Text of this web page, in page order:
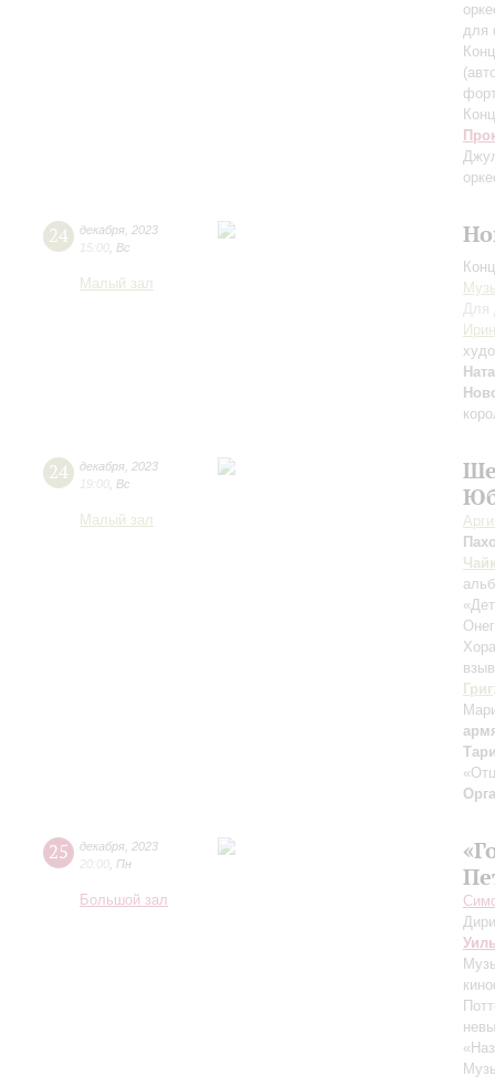
для
24 декабря 2023
15:00 Вс
Малый зал
Для
24 декабря 2023
19:00 Вс
Малый зал
Григ
25 декабря 2023
20:00 Пн
Большой зал